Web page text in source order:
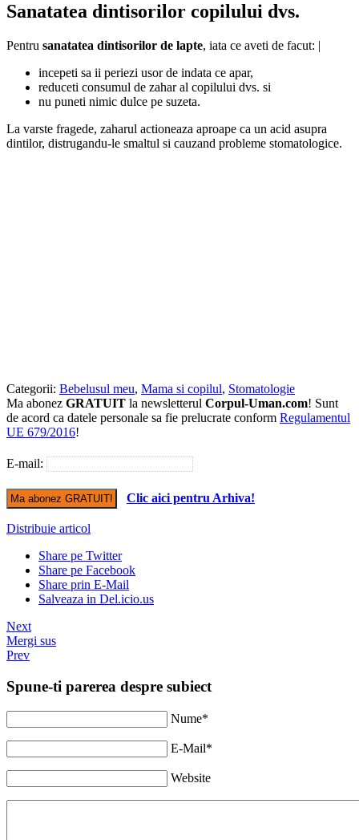
Sanatatea dintisorilor copilului dvs.
Pentru sanatatea dintisorilor de lapte, iata ce aveti de facut: |
incepeti sa ii periezi usor de indata ce apar,
reduceti consumul de zahar al copilului dvs. si
nu puneti nimic dulce pe suzeta.
La varste fragede, zaharul actioneaza aproape ca un acid asupra
dintilor, distrugandu-le smaltul si cauzand probleme stomatologice.
Categorii: Bebelusul meu, Mama si copilul, Stomatologie
Ma abonez GRATUIT la newsletterul Corpul-Uman.com! Sunt
de acord ca datele personale sa fie prelucrate conform Regulamentul
UE 679/2016!
E-mail:
Clic aici pentru Arhiva!
Distribuie articol
Share pe Twitter
Share pe Facebook
Share prin E-Mail
Salveaza in Del.icio.us
Next
Mergi sus
Prev
Spune-ti parerea despre subiect
Nume*
E-Mail*
Website